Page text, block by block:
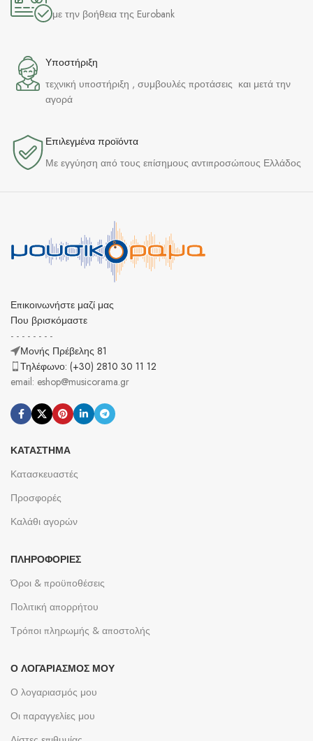
με την βοήθεια της Eurobank
Υποστήριξη
τεχνική υποστήριξη , συμβουλές προτάσεις και μετά την
αγορά
Επιλεγμένα προϊόντα​
Με εγγύηση από τους επίσημους αντιπροσώπους Ελλάδος
Επικοινωνήστε μαζί μας
Που βρισκόμαστε
- - - - - - - -
Μονής Πρέβελης 81
Τηλέφωνο: (+30) 2810 30 11 12
email: eshop@musicorama.gr
ΚΑΤΆΣΤΗΜΑ
Κατασκευαστές
Προσφορές
Καλάθι αγορών
ΠΛΗΡΟΦΟΡΊΕΣ
Όροι & προϋποθέσεις
Πολιτική απορρήτου
Τρόποι πληρωμής & αποστολής
Ο ΛΟΓΑΡΙΑΣΜΌΣ ΜΟΥ
Ο λογαριασμός μου
Οι παραγγελίες μου